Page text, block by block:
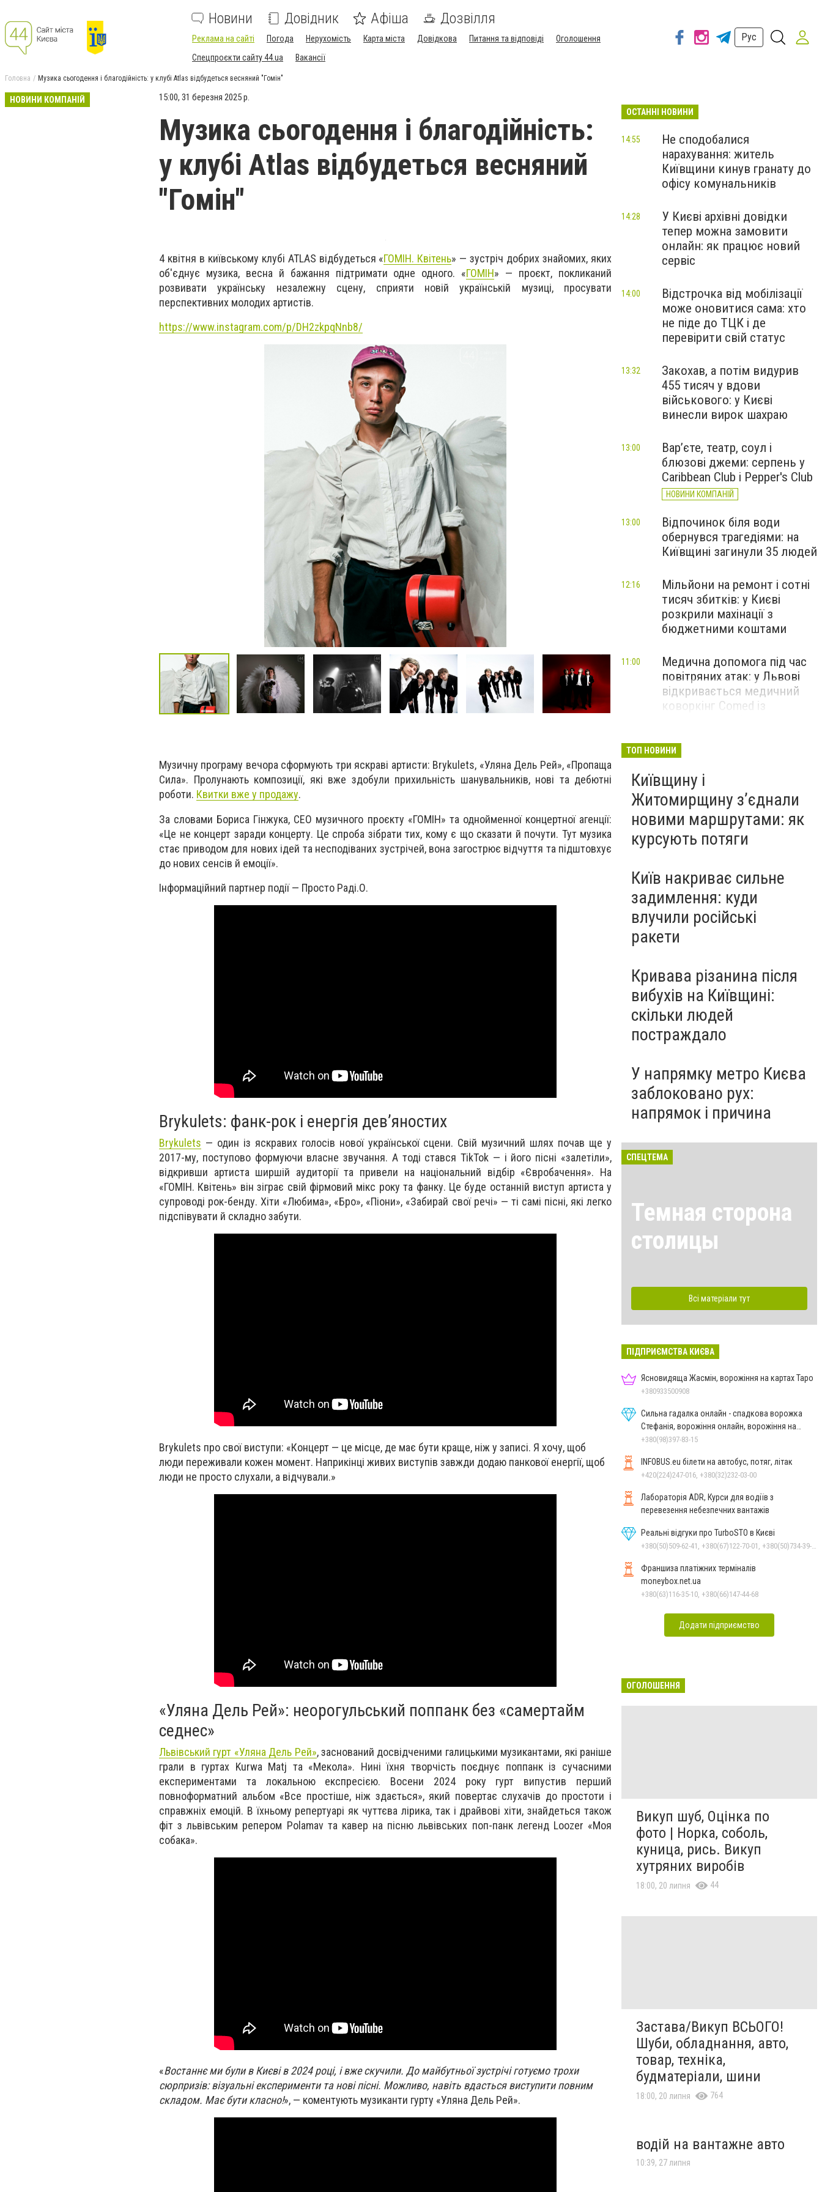
Новини Довідник Афіша Дозвілля
Реклама на сайті Погода Нерухомість Карта міста Довідкова Питання та відповіді
Оголошення
Спецпроєкти сайту 44.ua
Вакансії
Рус
Головна Музика сьогодення і благодійність: у клубі Atlas відбудеться весняний "Гомін"
НОВИНИ КОМПАНІЙ 15:00, 31 березня 2025 р.
Музика сьогодення і благодійність:
у клубі Atlas відбудеться весняний
"Гомін"
4 квітня в київському клубі ATLAS відбудеться «ГОМІН. Квітень» — зустріч добрих знайомих, яких
об'єднує музика, весна й бажання підтримати одне одного. «ГОМІН» — проєкт, покликаний
розвивати українську незалежну сцену, сприяти новій українській музиці, просувати
перспективних молодих артистів.
https://www.instagram.com/p/DH2zkpqNnb8/
Музичну програму вечора сформують три яскраві артисти: Brykulets, «Уляна Дель Рей», «Пропаща
Сила». Пролунають композиції, які вже здобули прихильність шанувальників, нові та дебютні
роботи. Квитки вже у продажу.
За словами Бориса Гінжука, CEO музичного проєкту «ГОМІН» та однойменної концертної агенції:
«Це не концерт заради концерту. Це спроба зібрати тих, кому є що сказати й почути. Тут музика
стає приводом для нових ідей та несподіваних зустрічей, вона загострює відчуття та підштовхує
до нових сенсів й емоції».
Інформаційний партнер події — Просто Раді.О.
Brykulets: фанк-рок і енергія дев’яностих
Brykulets — один із яскравих голосів нової української сцени. Свій музичний шлях почав ще у
2017-му, поступово формуючи власне звучання. А тоді стався TikTok — і його пісні «залетіли»,
відкривши артиста ширшій аудиторії та привели на національний відбір «Євробачення». На
«ГОМІН. Квітень» він зіграє свій фірмовий мікс року та фанку. Це буде останній виступ артиста у
супроводі рок-бенду. Хіти «Любима», «Бро», «Піони», «Забирай свої речі» — ті самі пісні, які легко
підспівувати й складно забути.
Brykulets про свої виступи: «Концерт — це місце, де має бути краще, ніж у записі. Я хочу, щоб
люди переживали кожен момент. Наприкінці живих виступів завжди додаю панкової енергії, щоб
люди не просто слухали, а відчували.»
«Уляна Дель Рей»: неорогульський поппанк без «самертайм
седнес»
Львівський гурт «Уляна Дель Рей», заснований досвідченими галицькими музикантами, які раніше
грали в гуртах Kurwa Matj та «Мекола». Нині їхня творчість поєднує поппанк із сучасними
експериментами та локальною експресією. Восени 2024 року гурт випустив перший
повноформатний альбом «Все простіше, ніж здається», який повертає слухачів до простоти і
справжніх емоцій. В їхньому репертуарі як чуттєва лірика, так і драйвові хіти, знайдеться також
фіт з львівським репером Polamav та кавер на пісню львівських поп-панк легенд Loozer «Моя
собака».
«Востаннє ми були в Києві в 2024 році, і вже скучили. До майбутньої зустрічі готуємо трохи
сюрпризів: візуальні експерименти та нові пісні. Можливо, навіть вдасться виступити повним
складом. Має бути класно!», — коментують музиканти гурту «Уляна Дель Рей».
ОСТАННІ НОВИНИ
Не сподобалися
нарахування: житель
Київщини кинув гранату до
офісу комунальників
14:55
У Києві архівні довідки
тепер можна замовити
онлайн: як працює новий
сервіс
14:28
Відстрочка від мобілізації
може оновитися сама: хто
не піде до ТЦК і де
перевірити свій статус
14:00
Закохав, а потім видурив
455 тисяч у вдови
військового: у Києві
винесли вирок шахраю
13:32
Вар’єте, театр, соул і
блюзові джеми: серпень у
Caribbean Club і Pepper's Club
НОВИНИ КОМПАНІЙ
13:00
Відпочинок біля води
обернувся трагедіями: на
Київщині загинули 35 людей
13:00
Мільйони на ремонт і сотні
тисяч збитків: у Києві
розкрили махінації з
бюджетними коштами
12:16
Медична допомога під час
повітряних атак: у Львові
відкривається медичний
коворкінг Comed із
11:00
ТОП НОВИНИ
Київщину і
Житомирщину з’єднали
новими маршрутами: як
курсують потяги
Київ накриває сильне
задимлення: куди
влучили російські
ракети
Кривава різанина після
вибухів на Київщині:
скільки людей
постраждало
У напрямку метро Києва
заблоковано рух:
напрямок і причина
СПЕЦТЕМА
Темная сторона
столицы
Всі матеріали тут
ПІДПРИЄМСТВА КИЄВА
Ясновидяща Жасмін, ворожіння на картах Таро
+380933500908
Сильна гадалка онлайн - спадкова ворожка
Стефанія, ворожіння онлайн, ворожіння на
картах Таро
+380(98)397-83-15
INFOBUS.eu білети на автобус, потяг, літак
+420(224)247-016, +380(32)232-03-00
Лабораторія ADR, Курси для водіїв з
перевезення небезпечних вантажів
Реальні відгуки про TurboSTO в Києві
Франшиза платіжних терміналів
moneybox.net.ua
+380(63)116-35-10, +380(66)147-44-68
Додати підприємство
ОГОЛОШЕННЯ
Викуп шуб, Оцінка по
фото | Норка, соболь,
куница, рись. Викуп
хутряних виробів
18:00, 20 липня 44
Застава/Викуп ВСЬОГО!
Шуби, обладнання, авто,
товар, техніка,
будматеріали, шини
18:00, 20 липня 764
водій на вантажне авто
10:39, 27 липня